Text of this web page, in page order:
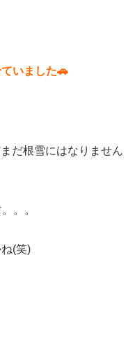
いました🚗
だ根雪にはなりません
。。
(笑)